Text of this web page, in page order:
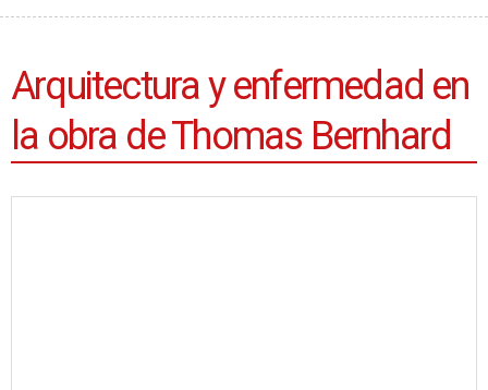
Arquitectura y enfermedad en
la obra de Thomas Bernhard